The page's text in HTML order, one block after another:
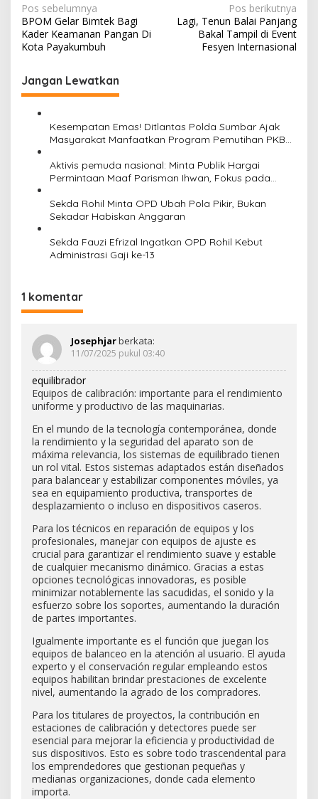
N
a
v
i
g
Pos sebelumnya
BPOM Gelar Bimtek Bagi
Kader Keamanan Pangan Di
Kota Payakumbuh
Pos berikutnya
Lagi, Tenun Balai Panjang
Bakal Tampil di Event
Fesyen Internasional
Jangan Lewatkan
Kesempatan Emas! Ditlantas Polda Sumbar Ajak
Masyarakat Manfaatkan Program Pemutihan PKB
Aktivis pemuda nasional: Minta Publik Hargai
Permintaan Maaf Parisman Ihwan, Fokus pada
Sekda Rohil Minta OPD Ubah Pola Pikir, Bukan
Sekadar Habiskan Anggaran
Sekda Fauzi Efrizal Ingatkan OPD Rohil Kebut
Administrasi Gaji ke-13
1 komentar
Josephjarberkata:
11/07/2025 pukul 03:40
equilibrador
Equipos de calibración: importante para el rendimiento
uniforme y productivo de las maquinarias.
En el mundo de la tecnología contemporánea, donde
la rendimiento y la seguridad del aparato son de
máxima relevancia, los sistemas de equilibrado tienen
un rol vital. Estos sistemas adaptados están diseñados
para balancear y estabilizar componentes móviles, ya
sea en equipamiento productiva, transportes de
desplazamiento o incluso en dispositivos caseros.
Para los técnicos en reparación de equipos y los
profesionales, manejar con equipos de ajuste es
crucial para garantizar el rendimiento suave y estable
de cualquier mecanismo dinámico. Gracias a estas
opciones tecnológicas innovadoras, es posible
minimizar notablemente las sacudidas, el sonido y la
esfuerzo sobre los soportes, aumentando la duración
de partes importantes.
Igualmente importante es el función que juegan los
equipos de balanceo en la atención al usuario. El ayuda
experto y el conservación regular empleando estos
equipos habilitan brindar prestaciones de excelente
nivel, aumentando la agrado de los compradores.
Para los titulares de proyectos, la contribución en
estaciones de calibración y detectores puede ser
esencial para mejorar la eficiencia y productividad de
sus dispositivos. Esto es sobre todo trascendental para
los emprendedores que gestionan pequeñas y
medianas organizaciones, donde cada elemento
importa.